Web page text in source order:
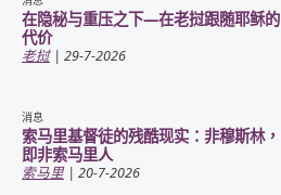
在隐秘与重压之下—在老挝跟随耶稣的
代价
老挝| 29-7-2026
消息
索马里基督徒的残酷现实：非穆斯林，
即非索马里人
索马里| 20-7-2026